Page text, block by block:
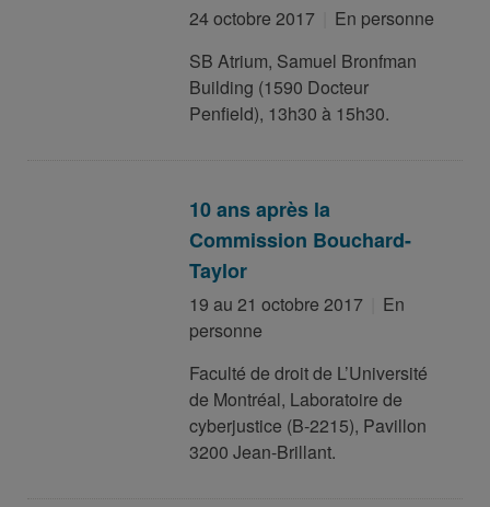
24 octobre 2017
En personne
SB Atrium, Samuel Bronfman
Building (1590 Docteur
Penfield), 13h30 à 15h30.
10 ans après la
Commission Bouchard-
Taylor
19 au 21 octobre 2017
En
personne
Faculté de droit de L’Université
de Montréal, Laboratoire de
cyberjustice (B-2215), Pavillon
3200 Jean-Brillant.